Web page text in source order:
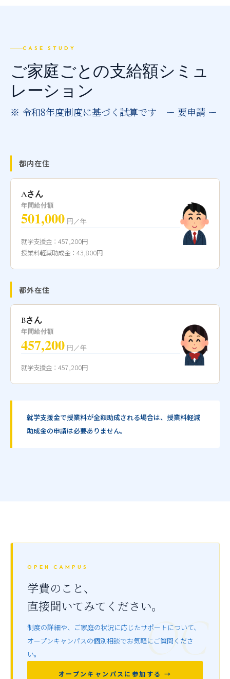
CASE STUDY
ご家庭ごとの支給額シミュ
レーション
※ 令和8年度制度に基づく試算です ー 要申請 ー
都内在住
Aさん
年間給付額
501,000 円／年
就学支援金：457,200円
授業料軽減助成金：43,800円
都外在住
Bさん
年間給付額
457,200 円／年
就学支援金：457,200円
就学支援金で授業料が全額助成される場合は、授業料軽減
助成金の申請は必要ありません。
OPEN CAMPUS
学費のこと、
直接聞いてみてください。
制度の詳細や、ご家庭の状況に応じたサポートについて、
オープンキャンパスの個別相談でお気軽にご質問くださ
い。
オープンキャンパスに参加する →